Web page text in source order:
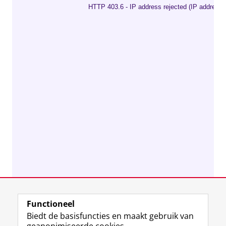
Functioneel
Biedt de basisfuncties en maakt gebruik van